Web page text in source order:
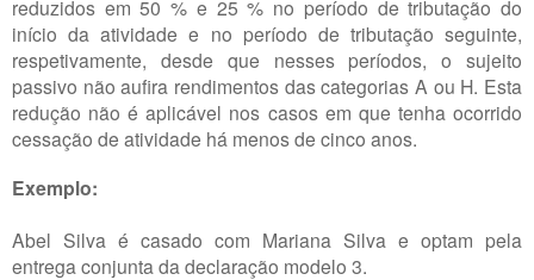
reduzidos em 50 % e 25 % no período de tributação do
início da atividade e no período de tributação seguinte,
respetivamente, desde que nesses períodos, o sujeito
passivo não aufira rendimentos das categorias A ou H. Esta
redução não é aplicável nos casos em que tenha ocorrido
cessação de atividade há menos de cinco anos.
Exemplo:
Abel Silva é casado com Mariana Silva e optam pela
entrega conjunta da declaração modelo 3.